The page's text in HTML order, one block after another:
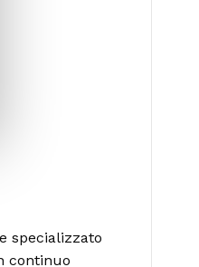
specializzato
continuo